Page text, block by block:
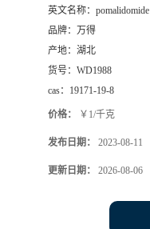
英文名称： pomalidomide
品牌： 万得
产地： 湖北
货号： WD1988
cas： 19171-19-8
价格： ￥1/千克
发布日期： 2023-08-11
更新日期： 2026-08-06